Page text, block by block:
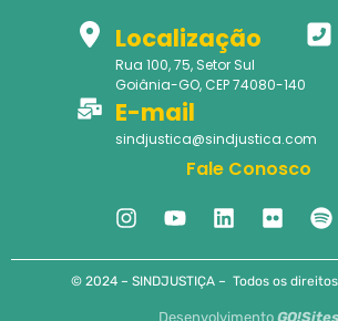
Localização
Rua 100, 75, Setor Sul
Goiânia-GO, CEP 74080-140
E-mail
sindjustica@sindjustica.com
Fale Conosco
© 2024 – SINDJUSTIÇA – Todos os
Desenvolvimento GO!Sites